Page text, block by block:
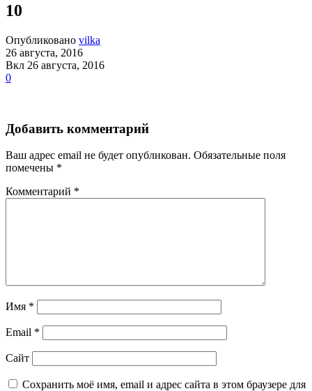
10
Опубликовано vilka
26 августа, 2016
Вкл 26 августа, 2016
0
Добавить комментарий
Ваш адрес email не будет опубликован. Обязательные поля
помечены *
Комментарий *
Имя *
Email *
Сайт
Сохранить моё имя, email и адрес сайта в этом браузере для